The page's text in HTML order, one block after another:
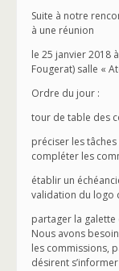
Suite à notre
à une réunion
le 25 janvier 2018
Fougerat) salle «
Ordre du jour :
tour de table des
préciser les
compléter les
établir un
validation du logo
partager la galette
Nous avons
les commissions,
désirent